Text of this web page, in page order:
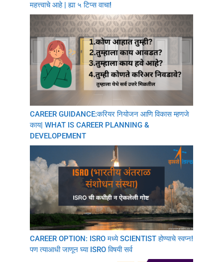
महत्त्वाचे आहे | ह्या ५ टिप्स वाचा!
CAREER GUIDANCE:करियर नियोजन आणि विकास म्हणजे
काय| WHAT IS CAREER PLANNING &
DEVELOPEMENT
CAREER OPTION: ISRO मध्ये SCIENTIST होण्याचे स्वप्न!
पण त्याआधी जाणून घ्या ISRO विषयी सर्व